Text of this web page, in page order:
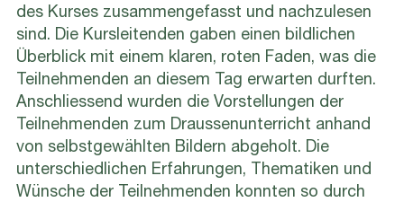
des Kurses zusammengefasst und nachzulesen
sind. Die Kursleitenden gaben einen bildlichen
Überblick mit einem klaren, roten Faden, was die
Teilnehmenden an diesem Tag erwarten durften.
Anschliessend wurden die Vorstellungen der
Teilnehmenden zum Draussenunterricht anhand
von selbstgewählten Bildern abgeholt. Die
unterschiedlichen Erfahrungen, Thematiken und
Wünsche der Teilnehmenden konnten so durch